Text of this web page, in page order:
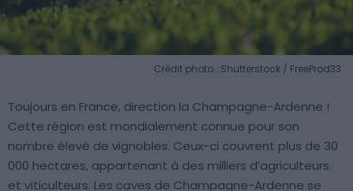
Crédit photo : Shutterstock / FreeProd33
Toujours en France, direction la Champagne-Ardenne !
Cette région est mondialement connue pour son
nombre élevé de vignobles. Ceux-ci couvrent plus de 30
000 hectares, appartenant à des milliers d’agriculteurs
et viticulteurs. Les caves de Champagne-Ardenne se